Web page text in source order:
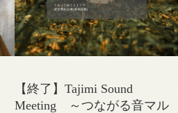
【終了】Tajimi Sound
Meeting ～つながる音マル